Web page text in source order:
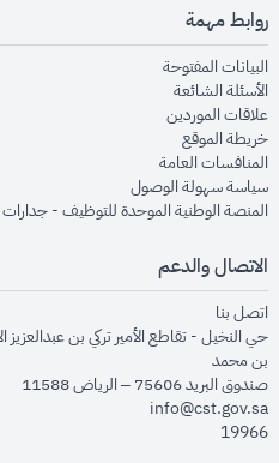
روابط مهمة
البيانات المفتوحةopens in new window
الأسئلة الشائعةopens in new window
علاقات الموردينopens in new window
خريطة الموقعopens in new window
المنافسات العامةopens in new window
سياسة سهولة الوصولin new window
المنصة الوطنية الموحدة للتوظيف - جدارات
الاتصال والدعم
اتصل بنا
حي النخيل - تقاطع الأمير تركي بن
بن محمد
صندوق البريد 75606 – الرياض 11588
info@cst.gov.sa
19966